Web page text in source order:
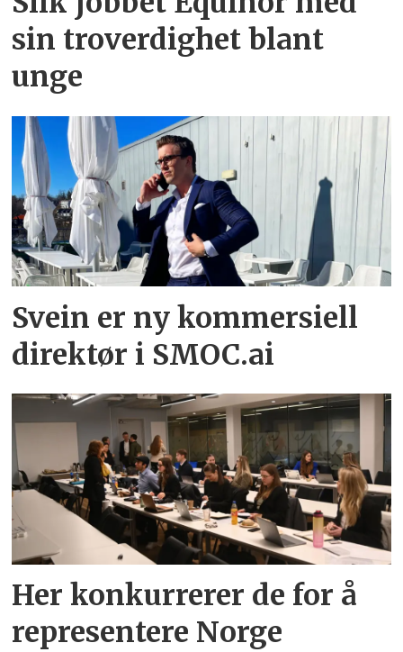
sin troverdighet blant
unge
Svein er ny kommersiell
direktør i SMOC.ai
Her konkurrerer de for å
representere Norge